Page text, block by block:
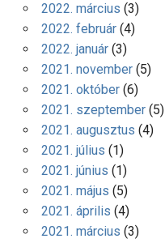
2022. március (3)
2022. február(4)
2022. január(3)
2021. november(5)
2021. október(6)
2021. szeptember(5)
2021. augusztus (4)
2021. július (1)
2021. június (1)
2021. május (5)
2021. április (4)
2021. március (3)